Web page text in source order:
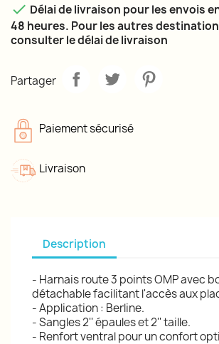
 Délai de livraison pour les envois
48 heures. Pour les autres
consulter le délai de livraison
Partager
Paiement sécurisé
Livraison
Description
- Harnais route 3 points OMP avec
détachable facilitant l'accès aux
- Application : Berline.
- Sangles 2'' épaules et 2'' taille.
- Renfort ventral pour un confort